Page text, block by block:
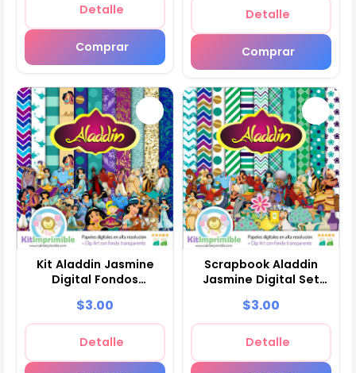
Detalle
Comprar
Detalle
Comprar
Kit Aladdin Jasmine
Digital Fondos
M2
$3.00
Detalle
Scrapbook Aladdin
Jasmine Digital Set
Manualidades - M4
$3.00
Detalle